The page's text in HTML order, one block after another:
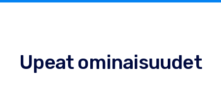
Upeat ominaisuudet